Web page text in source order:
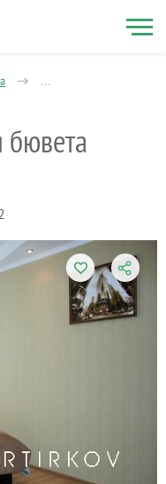
Соломії
бювета